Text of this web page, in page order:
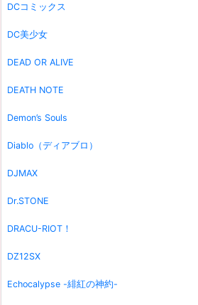
DCコミックス
DC美少女
DEAD OR ALIVE
DEATH NOTE
Demon’s Souls
Diablo（ディアブロ）
DJMAX
Dr.STONE
DRACU-RIOT！
DZ12SX
Echocalypse -緋紅の神約-